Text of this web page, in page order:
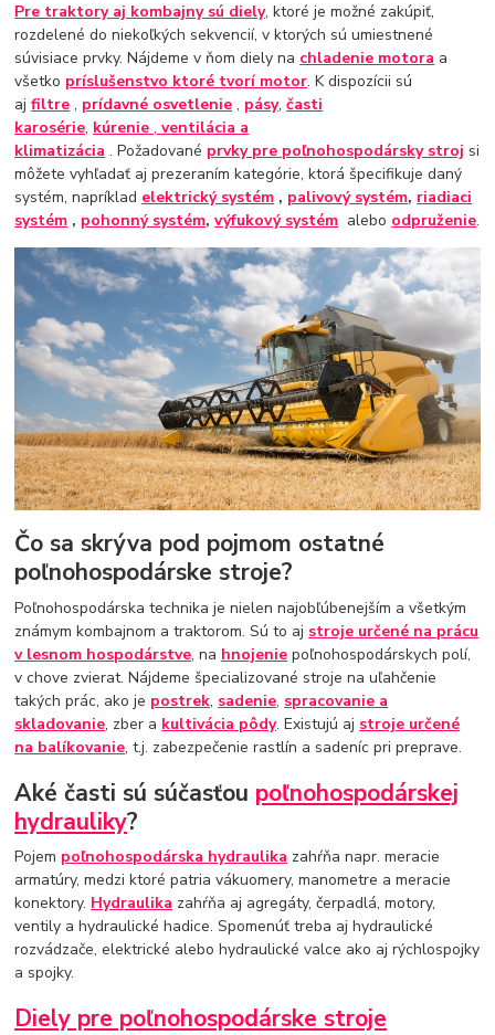
Pre traktory aj kombajny sú diely, ktoré je možné zakúpiť,
rozdelené do niekoľkých sekvencií, v ktorých sú umiestnené
súvisiace prvky. Nájdeme v ňom diely na chladenie motora a
všetko príslušenstvo ktoré tvorí motor. K dispozícii sú
ajfiltre , prídavné osvetlenie , pásy,časti
karosérie, kúrenie ,ventilácia a
klimatizácia . Požadované prvky pre poľnohospodársky stroj si
môžete vyhľadať aj prezeraním kategórie, ktorá špecifikuje daný
systém, napríklad elektrický systém , palivový systém, riadiaci
systém , pohonný systém,výfukový systém alebo odpruženie.
Čo sa skrýva pod pojmom ostatné
poľnohospodárske stroje?
Poľnohospodárska technika je nielen najobľúbenejším a všetkým
známym kombajnom a traktorom. Sú to aj stroje určené na prácu
v lesnom hospodárstve, na hnojenie poľnohospodárskych polí,
v chove zvierat. Nájdeme špecializované stroje na uľahčenie
takých prác, ako je postrek, sadenie, spracovanie a
skladovanie, zber a kultivácia pôdy. Existujú aj stroje určené
na balíkovanie, t.j. zabezpečenie rastlín a sadeníc pri preprave.
Aké časti sú súčasťou poľnohospodárskej
hydrauliky?
Pojem poľnohospodárska hydraulika zahŕňa napr. meracie
armatúry, medzi ktoré patria vákuomery, manometre a meracie
konektory. Hydraulika zahŕňa aj agregáty, čerpadlá, motory,
ventily a hydraulické hadice. Spomenúť treba aj hydraulické
rozvádzače, elektrické alebo hydraulické valce ako aj rýchlospojky
a spojky.
Diely pre poľnohospodárske stroje